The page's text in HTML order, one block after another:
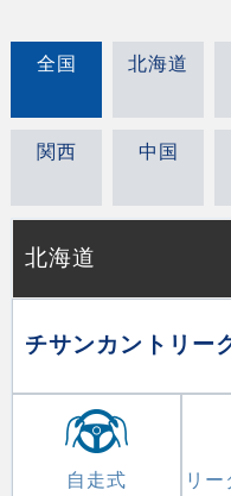
全国 北海道
関西 中国
北海道
チサンカントリー
自走式
リ